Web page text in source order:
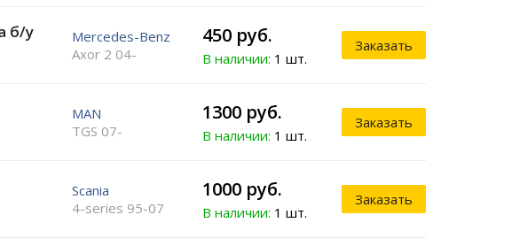
б/у
Mercedes-Benz
Axor 2 04-
450 руб.
В наличии: 1 шт.
Заказать
MAN
TGS 07-
1300 руб.
В наличии: 1 шт.
Заказать
Scania
4-series 95-07
1000 руб.
В наличии: 1 шт.
Заказать